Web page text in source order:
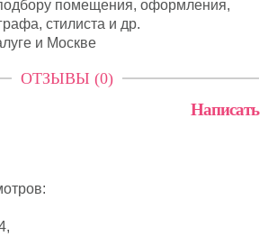
помещения, оформления,
стилиста и др.
и Москве
ОТЗЫВЫ (0)
Написать